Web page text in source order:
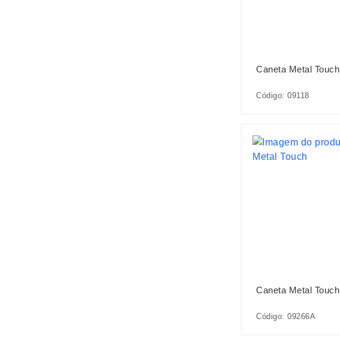
Caneta Metal Touch
Código: 09118
Caneta Metal Touch
Código: 09266A